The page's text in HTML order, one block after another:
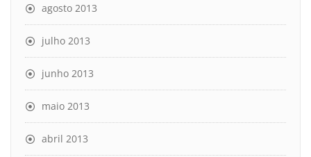
agosto 2013
julho 2013
junho 2013
maio 2013
abril 2013